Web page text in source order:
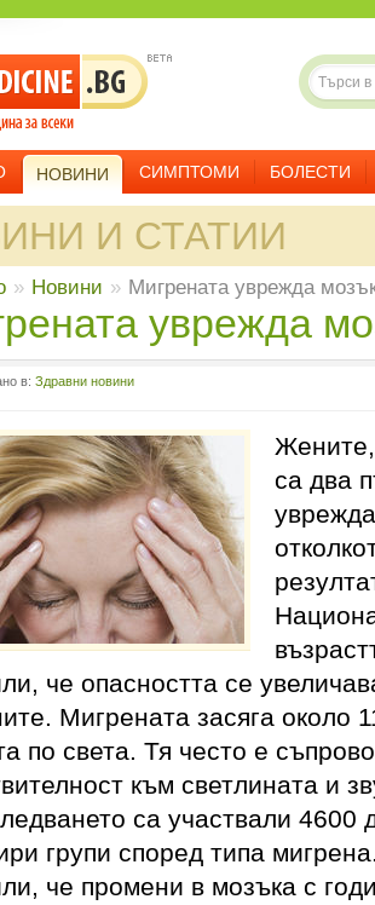
НОВИНИ СИМПТОМИ БОЛЕСТИ
И СТАТИИ
» Новини » Мигрената уврежда
уврежда
в: Здравни новини
Жените,
са два
че опасността се
Мигрената засяга около
по света. Тя често е
към светлината и
са участвали
групи според типа
че промени в мозъка с